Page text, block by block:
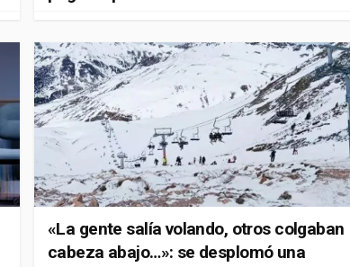
«La gente salía volando, otros colgaban
cabeza abajo…»: se desplomó una